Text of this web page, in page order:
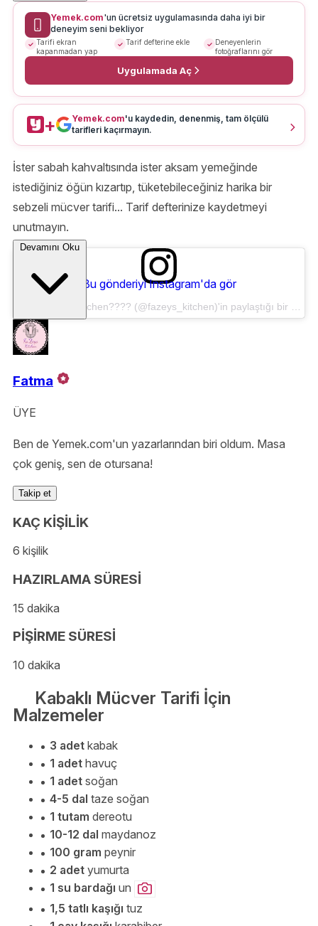
Yemek.com'un ücretsiz uygulamasında daha iyi bir
deneyim seni bekliyor
Tarifi ekran
kapanmadan yap
Tarif defterine ekle
Deneyenlerin
fotoğraflarını gör
Uygulamada Aç
+ Yemek.com'u kaydedin, denenmiş, tam ölçülü
tarifleri kaçırmayın.
İster sabah kahvaltısında ister aksam yemeğinde
istediğiniz öğün kızartıp, tüketebileceğiniz harika bir
sebzeli mücver tarifi... Tarif defterinize kaydetmeyi
unutmayın.
Bu gönderiyi Instagram'da gör
Devamını Oku
Fatma
ÜYE
Ben de Yemek.com'un yazarlarından biri oldum. Masa
çok geniş, sen de otursana!
Takip et
KAÇ KİŞİLİK
6 kişilik
HAZIRLAMA SÜRESİ
15 dakika
PİŞİRME SÜRESİ
10 dakika
Kabaklı Mücver Tarifi İçin
Malzemeler
3 adet kabak
1 adet havuç
1 adet soğan
4-5 dal taze soğan
1 tutam dereotu
10-12 dal maydanoz
100 gram peynir
2 adet yumurta
1 su bardağı un
1,5 tatlı kaşığı tuz